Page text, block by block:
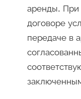
аренды. При
договоре
передаче в